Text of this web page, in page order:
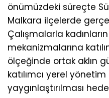
önümüzdeki süreçte
Malkara ilçelerde
Çalışmalarla
mekanizmalarına
ölçeğinde ortak aklın
katılımcı yerel yönetim
yaygınlaştırılması